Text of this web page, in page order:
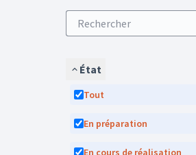
État
Tout
En préparation
En cours de réalisation